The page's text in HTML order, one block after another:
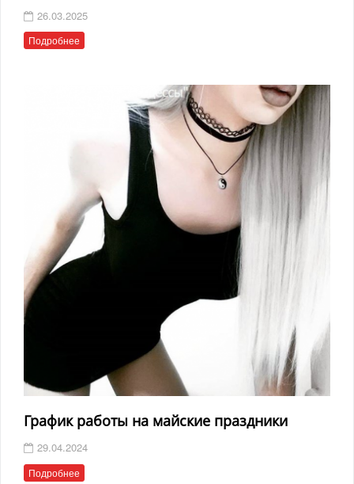
26.03.2025
Подробнее
График работы на майские праздники
29.04.2024
Подробнее